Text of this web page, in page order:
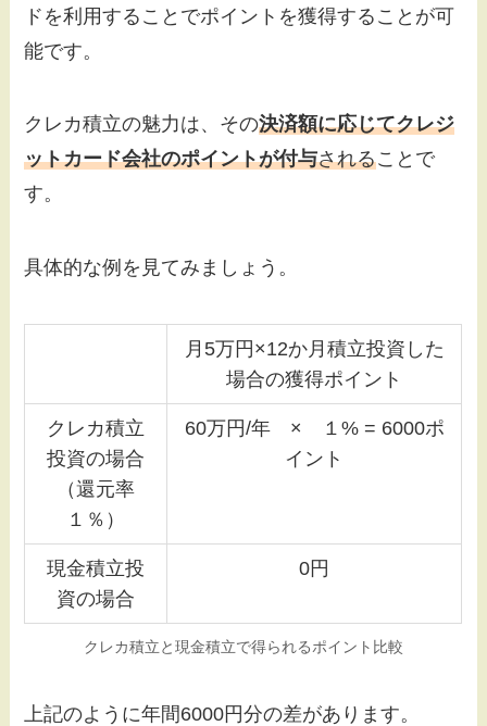
ドを利用することでポイントを獲得することが可
能です。
クレカ積立の魅力は、その決済額に応じてクレジ
ットカード会社のポイントが付与されることで
す。
具体的な例を見てみましょう。
月5万円×12か月積立投資した
場合の獲得ポイント
クレカ積立
投資の場合
（還元率
１％）
60万円/年 × １% = 6000ポ
イント
現金積立投
資の場合
0円
クレカ積立と現金積立で得られるポイント比較
上記のように年間6000円分の差があります。